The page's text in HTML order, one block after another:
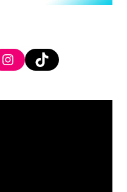
Instagram
TikTok